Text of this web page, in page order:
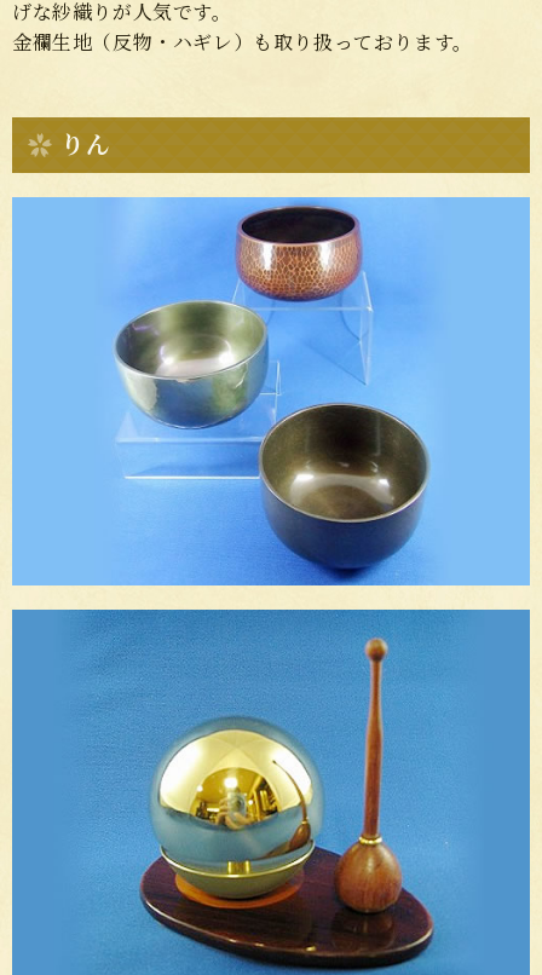
げな紗織りが人気です。
金襴生地（反物・ハギレ）も取り扱っております。
りん